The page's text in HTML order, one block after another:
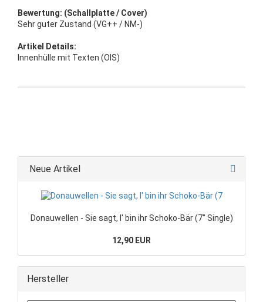
Bewertung: (Schallplatte / Cover)
Sehr guter Zustand (VG++ / NM-)
Artikel Details:
Innenhülle mit Texten (OIS)
Neue Artikel
Donauwellen - Sie sagt, I' bin ihr Schoko-Bär (7" Single)
12,90 EUR
Hersteller